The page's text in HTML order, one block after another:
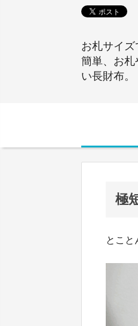
お札サイ
簡単、お
い長財布。
極
とこと